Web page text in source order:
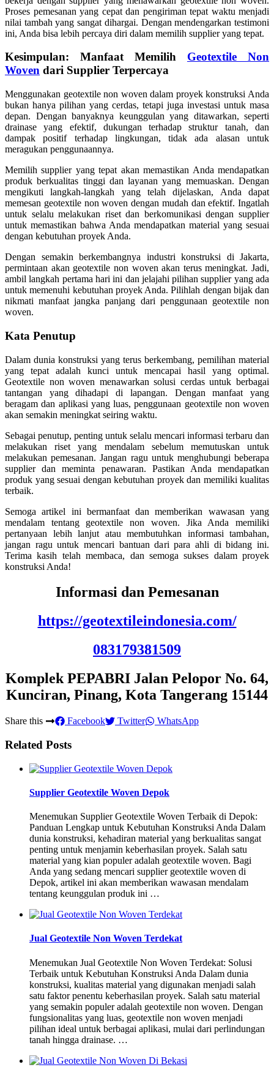
Proses pemesanan yang cepat dan pengiriman tepat waktu menjadi
nilai tambah yang sangat dihargai. Dengan mendengarkan testimoni
ini, Anda bisa lebih percaya diri dalam memilih supplier yang tepat.
Kesimpulan: Manfaat Memilih Geotextile Non
Woven dari Supplier Terpercaya
Menggunakan geotextile non woven dalam proyek konstruksi Anda
bukan hanya pilihan yang cerdas, tetapi juga investasi untuk masa
depan. Dengan banyaknya keunggulan yang ditawarkan, seperti
drainase yang efektif, dukungan terhadap struktur tanah, dan
dampak positif terhadap lingkungan, tidak ada alasan untuk
meragukan penggunaannya.
Memilih supplier yang tepat akan memastikan Anda mendapatkan
produk berkualitas tinggi dan layanan yang memuaskan. Dengan
mengikuti langkah-langkah yang telah dijelaskan, Anda dapat
memesan geotextile non woven dengan mudah dan efektif. Ingatlah
untuk selalu melakukan riset dan berkomunikasi dengan supplier
untuk memastikan bahwa Anda mendapatkan material yang sesuai
dengan kebutuhan proyek Anda.
Dengan semakin berkembangnya industri konstruksi di Jakarta,
permintaan akan geotextile non woven akan terus meningkat. Jadi,
ambil langkah pertama hari ini dan jelajahi pilihan supplier yang ada
untuk memenuhi kebutuhan proyek Anda. Pilihlah dengan bijak dan
nikmati manfaat jangka panjang dari penggunaan geotextile non
woven.
Kata Penutup
Dalam dunia konstruksi yang terus berkembang, pemilihan material
yang tepat adalah kunci untuk mencapai hasil yang optimal.
Geotextile non woven menawarkan solusi cerdas untuk berbagai
tantangan yang dihadapi di lapangan. Dengan manfaat yang
beragam dan aplikasi yang luas, penggunaan geotextile non woven
akan semakin meningkat seiring waktu.
Sebagai penutup, penting untuk selalu mencari informasi terbaru dan
melakukan riset yang mendalam sebelum memutuskan untuk
melakukan pemesanan. Jangan ragu untuk menghubungi beberapa
supplier dan meminta penawaran. Pastikan Anda mendapatkan
produk yang sesuai dengan kebutuhan proyek dan memiliki kualitas
terbaik.
Semoga artikel ini bermanfaat dan memberikan wawasan yang
mendalam tentang geotextile non woven. Jika Anda memiliki
pertanyaan lebih lanjut atau membutuhkan informasi tambahan,
jangan ragu untuk mencari bantuan dari para ahli di bidang ini.
Terima kasih telah membaca, dan semoga sukses dalam proyek
konstruksi Anda!
Informasi dan Pemesanan
https://geotextileindonesia.com/
083179381509
Komplek PEPABRI Jalan Pelopor No. 64,
Kunciran, Pinang, Kota Tangerang 15144
Share this Facebook Twitter WhatsApp
Related Posts
Supplier Geotextile Woven Depok
Menemukan Supplier Geotextile Woven Terbaik di Depok:
Panduan Lengkap untuk Kebutuhan Konstruksi Anda Dalam
dunia konstruksi, kehadiran material yang berkualitas sangat
penting untuk menjamin keberhasilan proyek. Salah satu
material yang kian populer adalah geotextile woven. Bagi
Anda yang sedang mencari supplier geotextile woven di
Depok, artikel ini akan memberikan wawasan mendalam
tentang keunggulan produk ini …
Jual Geotextile Non Woven Terdekat
Menemukan Jual Geotextile Non Woven Terdekat: Solusi
Terbaik untuk Kebutuhan Konstruksi Anda Dalam dunia
konstruksi, kualitas material yang digunakan menjadi salah
satu faktor penentu keberhasilan proyek. Salah satu material
yang semakin populer adalah geotextile non woven. Dengan
fungsionalitas yang luas, geotextile non woven menjadi
pilihan ideal untuk berbagai aplikasi, mulai dari perlindungan
tanah hingga drainase. …